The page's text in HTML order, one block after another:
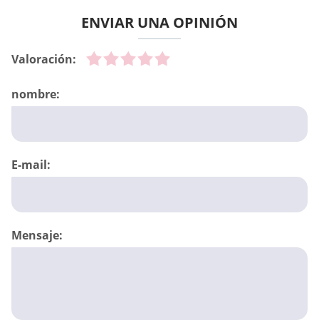
ENVIAR UNA OPINIÓN
Valoración:
nombre:
E-mail:
Mensaje: